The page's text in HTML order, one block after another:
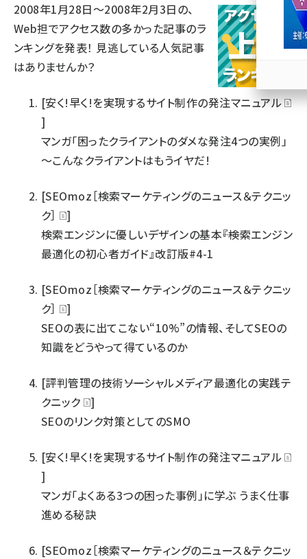
2008年1月28日～2008年2月3日の、
Web担でアクセス数の多かった記事のラ
ンキングを発表！ 見逃している人気記事
はありませんか？
[安く!早く!を実現するサイト制作の発注マニュアル
]
マンガ「困ったクライアントのダメな発注4つの実例」
～こんなクライアントはもうイヤだ!
[SEOmoz［検索マーケティングのニュース＆テクニッ
ク］
]
検索エンジンに優しいデザインの基本――『検索エンジン
最適化の初心者ガイド』改訂版#4-1
[SEOmoz［検索マーケティングのニュース＆テクニッ
ク］
]
SEOの表に出てこない“10%”の情報、そしてSEOの
知識をどうやって得ているのか
[評判管理の技術――ソーシャルメディア最適化の実践テ
クニック
]
SEOのリンク対策としてのSMO
[安く!早く!を実現するサイト制作の発注マニュアル
]
マンガ「よくある3つの困った事例」に学ぶ うまく仕事
進める秘訣
[SEOmoz［検索マーケティングのニュース＆テクニッ